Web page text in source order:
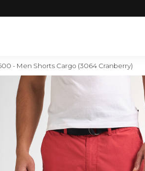
- Men Shorts Cargo (3064 Cranberry)